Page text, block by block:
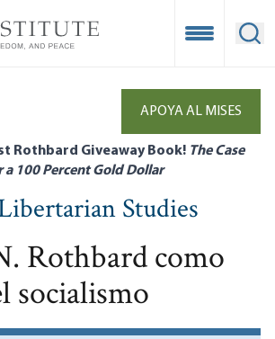
Open
APOYA AL MISES
Rothbard Giveaway Book! The Case
a 100 Percent Gold Dollar
Studies
Rothbard como
socialismo